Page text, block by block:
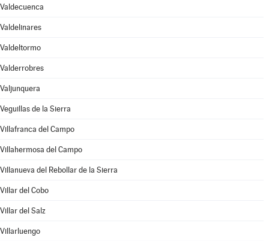
Valdecuenca
Valdelinares
Valdeltormo
Valderrobres
Valjunquera
Veguillas de la Sierra
Villafranca del Campo
Villahermosa del Campo
Villanueva del Rebollar de la Sierra
Villar del Cobo
Villar del Salz
Villarluengo